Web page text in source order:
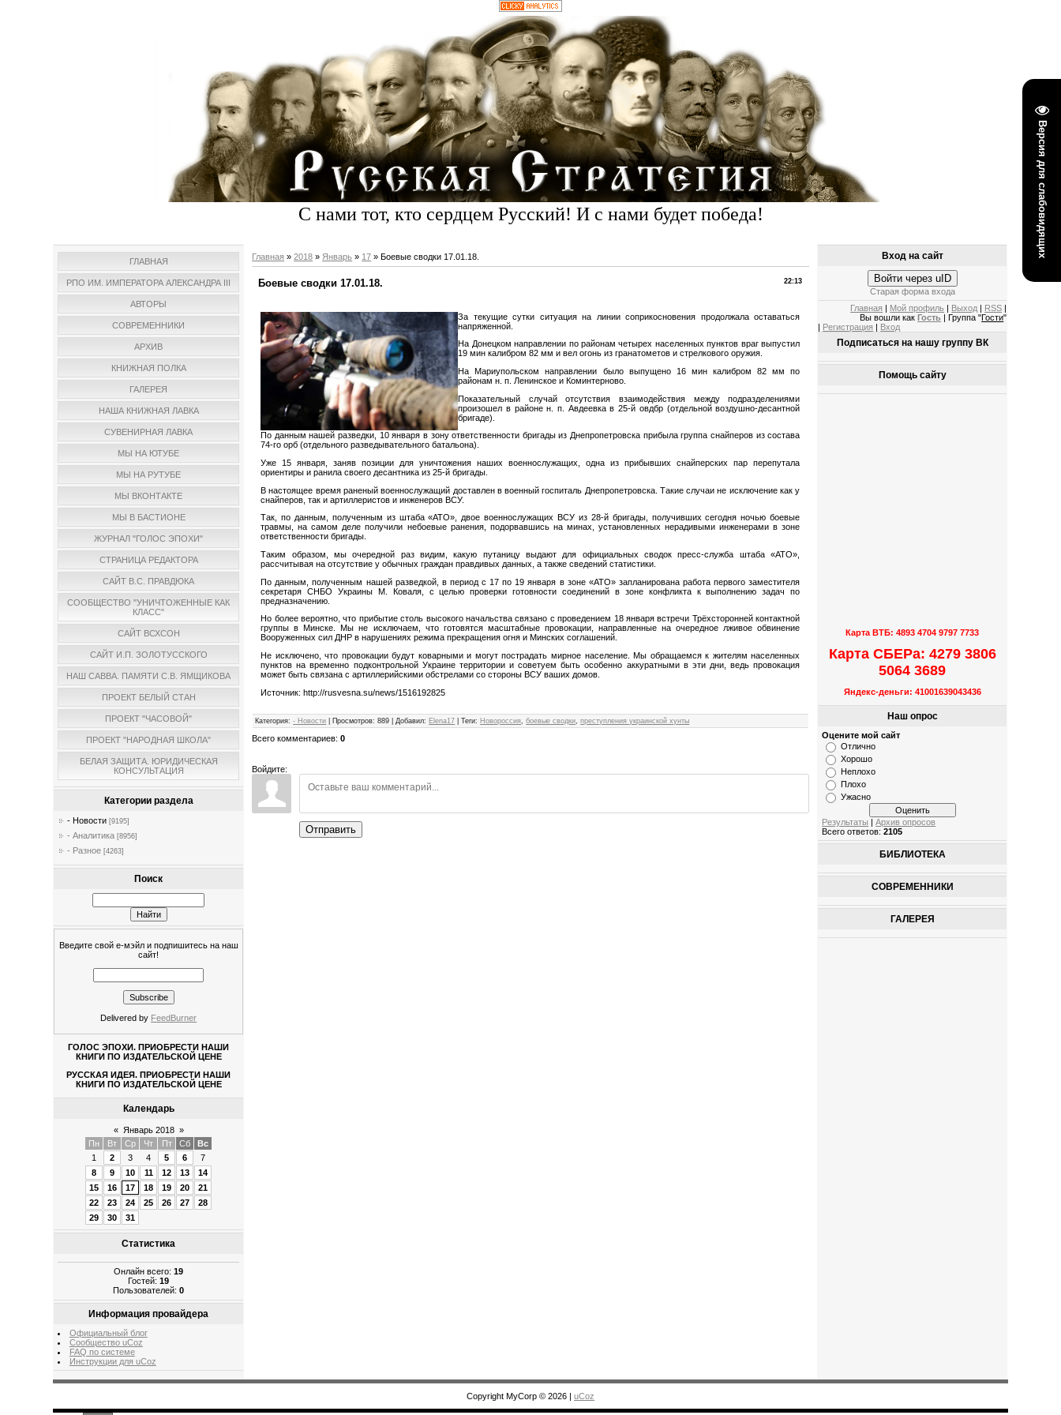
Версия для слабовидящих
С нами тот, кто сердцем Русский! И с нами будет победа!
ГЛАВНАЯ
РПО ИМ. ИМПЕРАТОРА АЛЕКСАНДРА III
АВТОРЫ
СОВРЕМЕННИКИ
АРХИВ
КНИЖНАЯ ПОЛКА
ГАЛЕРЕЯ
НАША КНИЖНАЯ ЛАВКА
СУВЕНИРНАЯ ЛАВКА
МЫ НА ЮТУБЕ
МЫ НА РУТУБЕ
МЫ ВКОНТАКТЕ
МЫ В БАСТИОНЕ
ЖУРНАЛ "ГОЛОС ЭПОХИ"
СТРАНИЦА РЕДАКТОРА
САЙТ В.С. ПРАВДЮКА
СООБЩЕСТВО "УНИЧТОЖЕННЫЕ КАК
КЛАСС"
САЙТ ВСХСОН
САЙТ И.П. ЗОЛОТУССКОГО
НАШ САВВА. ПАМЯТИ С.В. ЯМЩИКОВА
ПРОЕКТ БЕЛЫЙ СТАН
ПРОЕКТ "ЧАСОВОЙ"
ПРОЕКТ "НАРОДНАЯ ШКОЛА"
БЕЛАЯ ЗАЩИТА. ЮРИДИЧЕСКАЯ
КОНСУЛЬТАЦИЯ
Категории раздела
- Новости [9195]
- Аналитика [8956]
- Разное [4263]
Поиск
Введите свой е-мэйл и подпишитесь на наш
сайт!
Delivered by FeedBurner
ГОЛОС ЭПОХИ. ПРИОБРЕСТИ НАШИ
КНИГИ ПО ИЗДАТЕЛЬСКОЙ ЦЕНЕ
РУССКАЯ ИДЕЯ. ПРИОБРЕСТИ НАШИ
КНИГИ ПО ИЗДАТЕЛЬСКОЙ ЦЕНЕ
Календарь
« Январь 2018 »
Пн
Вт Ср Чт Пт Сб
Вс
1
2 3 4 5 6
7
8
9 10 11 12 13
14
15
16 17 18 19 20
21
22
23 24 25 26 27
28
29
30 31
Статистика
Онлайн всего:19
Гостей:19
Пользователей:0
Информация провайдера
Официальный блог
Сообщество uCoz
FAQ по системе
Инструкции для uCoz
Главная »2018 » Январь » 17 » Боевые сводки 17.01.18.
22:13
Боевые сводки 17.01.18.
За текущие сутки ситуация на линии соприкосновения продолжала оставаться
напряженной.
На Донецком направлении по районам четырех населенных пунктов враг выпустил
19 мин калибром 82 мм и вел огонь из гранатометов и стрелкового оружия.
На Мариупольском направлении было выпущено 16 мин калибром 82 мм по
районам н. п. Ленинское и Коминтерново.
Показательный случай отсутствия взаимодействия между подразделениями
произошел в районе н. п. Авдеевка в 25-й овдбр (отдельной воздушно-десантной
бригаде).
По данным нашей разведки, 10 января в зону ответственности бригады из Днепропетровска прибыла группа снайперов из состава
74-го орб (отдельного разведывательного батальона).
Уже 15 января, заняв позиции для уничтожения наших военнослужащих, одна из прибывших снайперских пар перепутала
ориентиры и ранила своего десантника из 25-й бригады.
В настоящее время раненый военнослужащий доставлен в военный госпиталь Днепропетровска. Такие случаи не исключение как у
снайперов, так и артиллеристов и инженеров ВСУ.
Так, по данным, полученным из штаба «АТО», двое военнослужащих ВСУ из 28-й бригады, получивших сегодня ночью боевые
травмы, на самом деле получили небоевые ранения, подорвавшись на минах, установленных нерадивыми инженерами в зоне
ответственности бригады.
Таким образом, мы очередной раз видим, какую путаницу выдают для официальных сводок пресс-служба штаба «АТО»,
рассчитывая на отсутствие у обычных граждан правдивых данных, а также сведений статистики.
По данным, полученным нашей разведкой, в период с 17 по 19 января в зоне «АТО» запланирована работа первого заместителя
секретаря СНБО Украины М. Коваля, с целью проверки готовности соединений в зоне конфликта к выполнению задач по
предназначению.
Но более вероятно, что прибытие столь высокого начальства связано с проведением 18 января встречи Трёхсторонней контактной
группы в Минске. Мы не исключаем, что готовятся масштабные провокации, направленные на очередное лживое обвинение
Вооруженных сил ДНР в нарушениях режима прекращения огня и Минских соглашений.
Не исключено, что провокации будут коварными и могут пострадать мирное население. Мы обращаемся к жителям населенных
пунктов на временно подконтрольной Украине территории и советуем быть особенно аккуратными в эти дни, ведь провокация
может быть связана с артиллерийскими обстрелами со стороны ВСУ ваших домов.
Источник: http://rusvesna.su/news/1516192825
Категория: - Новости Просмотров: 889 |Добавил: Elena17 |Теги: Новороссия,боевые сводки,преступления украинской хунты
Всего комментариев:0
Войдите:
Отправить
Вход на сайт
Войти через uID
Старая форма входа
Главная
Мой профиль Выход RSS
Вы вошли как Гость | Группа "Гости"
Регистрация Вход
Подписаться на нашу группу ВК
Помощь сайту
Карта ВТБ: 4893 4704 9797 7733
Карта СБЕРа: 4279 3806
5064 3689
Яндекс-деньги: 41001639043436
Наш опрос
Оцените мой сайт
Отлично
Хорошо
Неплохо
Плохо
Ужасно
Результаты |Архив опросов
Всего ответов:2105
БИБЛИОТЕКА
СОВРЕМЕННИКИ
ГАЛЕРЕЯ
Copyright MyCorp © 2026 uCoz